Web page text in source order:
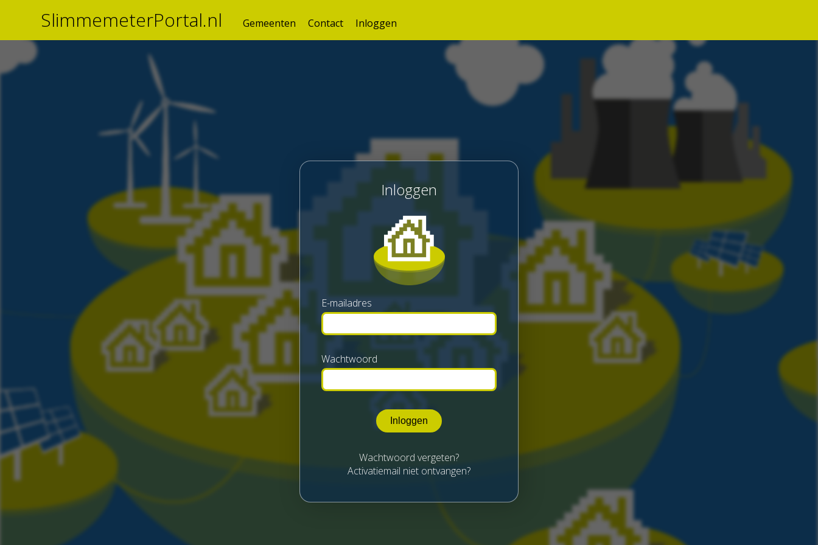
SlimmemeterPortal.nl Gemeenten Contact Inloggen
Inloggen
E-mailadres
Wachtwoord
Inloggen
Wachtwoord vergeten?
Activatiemail niet ontvangen?